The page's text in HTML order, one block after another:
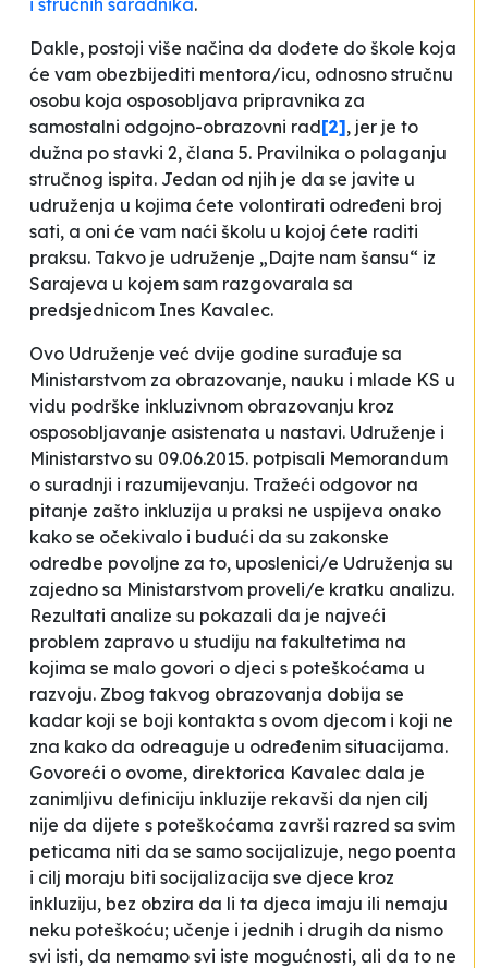
Dakle, postoji više načina da dođete do škole koja
će vam obezbijediti mentora/icu, odnosno stručnu
osobu koja osposobljava pripravnika za
samostalni odgojno-obrazovni rad[2], jer je to
dužna po stavki 2, člana 5. Pravilnika o polaganju
stručnog ispita. Jedan od njih je da se javite u
udruženja u kojima ćete volontirati određeni broj
sati, a oni će vam naći školu u kojoj ćete raditi
praksu. Takvo je udruženje „Dajte nam šansu“ iz
Sarajeva u kojem sam razgovarala sa
predsjednicom Ines Kavalec.
Ovo Udruženje već dvije godine surađuje sa
Ministarstvom za obrazovanje, nauku i mlade KS u
vidu podrške inkluzivnom obrazovanju kroz
osposobljavanje asistenata u nastavi. Udruženje i
Ministarstvo su 09.06.2015. potpisali Memorandum
o suradnji i razumijevanju. Tražeći odgovor na
pitanje zašto inkluzija u praksi ne uspijeva onako
kako se očekivalo i budući da su zakonske
odredbe povoljne za to, uposlenici/e Udruženja su
zajedno sa Ministarstvom proveli/e kratku analizu.
Rezultati analize su pokazali da je najveći
problem zapravo u studiju na fakultetima na
kojima se malo govori o djeci s poteškoćama u
razvoju. Zbog takvog obrazovanja dobija se
kadar koji se boji kontakta s ovom djecom i koji ne
zna kako da odreaguje u određenim situacijama.
Govoreći o ovome, direktorica Kavalec dala je
zanimljivu definiciju inkluzije rekavši da njen cilj
nije da dijete s poteškoćama završi razred sa svim
peticama niti da se samo socijalizuje, nego poenta
i cilj moraju biti socijalizacija sve djece kroz
inkluziju, bez obzira da li ta djeca imaju ili nemaju
neku poteškoću; učenje i jednih i drugih da nismo
svi isti, da nemamo svi iste mogućnosti, ali da to ne